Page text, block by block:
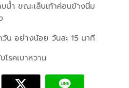
น้ำ ขณะเล็บเท้าค่อนข้างนิ่ม
วัน อย่างน้อย วันละ 15 นาที
โรคเบาหวาน